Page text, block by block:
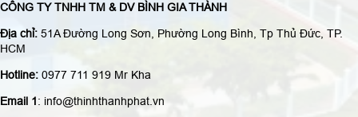
CÔNG TY TNHH TM & DV BÌNH GIA THÀNH
Địa chỉ: 51A Đường Long Sơn, Phường Long Bình, Tp Thủ Đức, TP.
HCM
Hotline: 0977 711 919 Mr Kha
Email 1: info@thinhthanhphat.vn